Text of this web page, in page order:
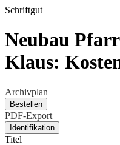
Schriftgut
Neubau
Klaus:
Archivplan
Bestellen
PDF-Export
Identifikation
Titel